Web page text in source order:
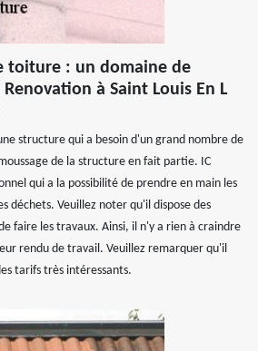
toiture : un domaine de
à Saint Louis En L
structure qui a besoin d'un grand nombre de
de la structure en fait partie. IC
qui a la possibilité de prendre en main les
déchets. Veuillez noter qu'il dispose des
faire les travaux. Ainsi, il n'y a rien à craindre
rendu de travail. Veuillez remarquer qu'il
tarifs très intéressants.